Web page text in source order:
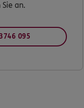
Sie an.
095